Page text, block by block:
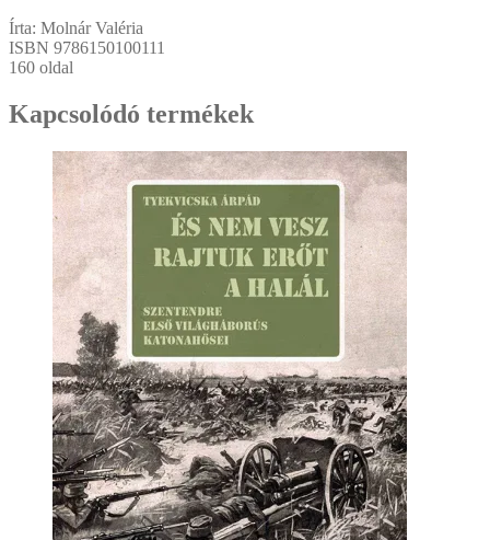
Írta: Molnár Valéria
ISBN 9786150100111
160 oldal
Kapcsolódó termékek